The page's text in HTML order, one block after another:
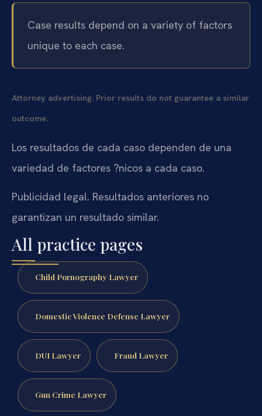
Case results depend on a variety of factors
unique to each case.
Attorney advertising. Prior results do not guarantee a similar
outcome.
Los resultados de cada caso dependen de una
variedad de factores ?nicos a cada caso.
Publicidad legal. Resultados anteriores no
garantizan un resultado similar.
All practice pages
Child Pornography Lawyer
Domestic Violence Defense Lawyer
DUI Lawyer Fraud Lawyer
Gun Crime Lawyer